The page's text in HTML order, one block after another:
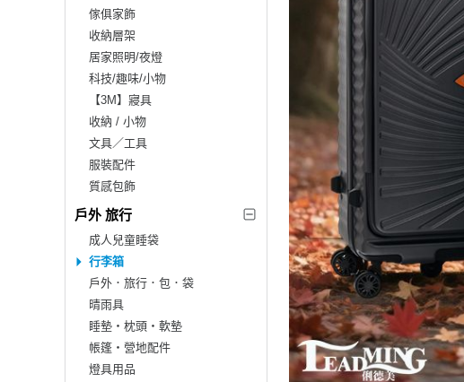
傢俱家飾
收納層架
居家照明/夜燈
科技/趣味/小物
【3M】寢具
收納 / 小物
文具／工具
服裝配件
質感包飾
戶外 旅行
成人兒童睡袋
行李箱
戶外．旅行．包．袋
晴雨具
睡墊‧枕頭‧軟墊
帳篷‧營地配件
燈具用品